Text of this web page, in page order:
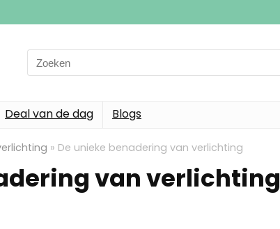
Search
for:
Deal van de dag Blogs
» De unieke benadering van verlichting
van verlichting